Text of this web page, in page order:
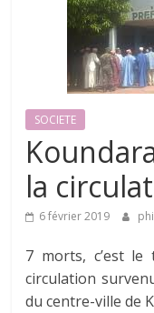
SOCIETE
la
6 février 2019
7 morts, c’est
circulation
du centre-ville de